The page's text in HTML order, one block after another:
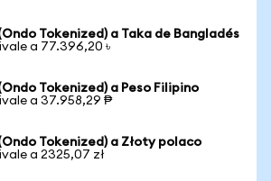
Tokenized) a Taka de Bangladés
a 77.396,20 ৳
Tokenized) a Peso Filipino
a 37.958,29 ₱
Tokenized) a Złoty polaco
a 2325,07 zł